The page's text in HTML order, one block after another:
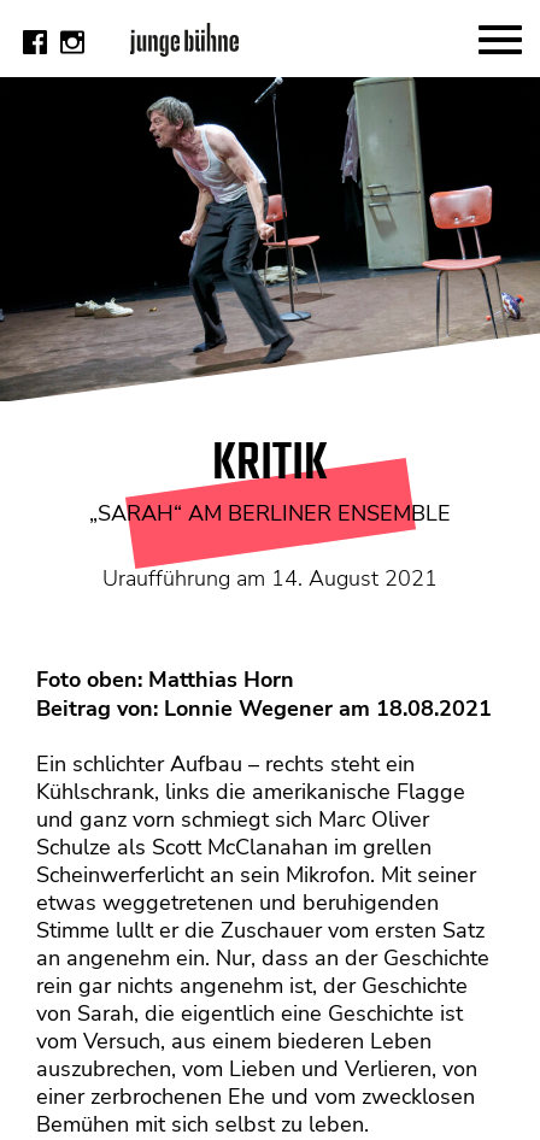
DAS HEFT
Aktuelles Heft
Alle Hefte
KONTAKT
Mediadaten
junge bühne-Beirat
Wir suchen…
KRITIK
„SARAH“ AM BERLINER ENSEMBLE
Uraufführung am 14. August 2021
Foto oben: Matthias Horn
Beitrag von: Lonnie Wegener am 18.08.2021
Ein schlichter Aufbau – rechts steht ein
Kühlschrank, links die amerikanische Flagge
und ganz vorn schmiegt sich Marc Oliver
Schulze als Scott McClanahan im grellen
Scheinwerferlicht an sein Mikrofon. Mit seiner
etwas weggetretenen und beruhigenden
Stimme lullt er die Zuschauer vom ersten Satz
an angenehm ein. Nur, dass an der Geschichte
rein gar nichts angenehm ist, der Geschichte
von Sarah, die eigentlich eine Geschichte ist
vom Versuch, aus einem biederen Leben
auszubrechen, vom Lieben und Verlieren, von
einer zerbrochenen Ehe und vom zwecklosen
Bemühen mit sich selbst zu leben.